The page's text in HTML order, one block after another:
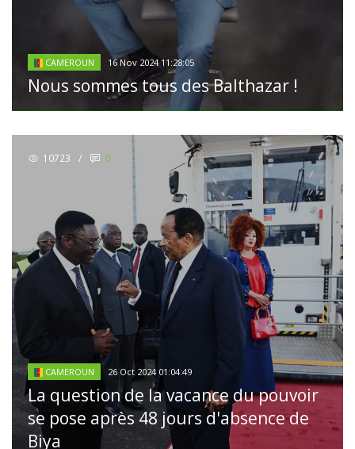
CAMEROUN 16 Nov 2024 11:28:05
Nous sommes tous des Balthazar !
10723 / 0
CAMEROUN 26 Oct 2024 01:04:49
La question de la vacance du pouvoir
se pose après 48 jours d'absence de
Biya